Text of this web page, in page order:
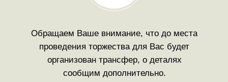
Обращаем Ваше внимание, что до места
проведения торжества для Вас будет
организован трансфер, о деталях
сообщим дополнительно.